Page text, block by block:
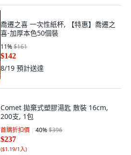
喬遷之喜 一次性紙杯, 【特惠】喬遷之
喜-加厚本色50個裝
11%$161
$142
8/19 預計送達
Comet 拋棄式塑膠湯匙 散裝 16cm,
200支, 1包
首購折扣價 40%$396
$237
($1.19/1入)